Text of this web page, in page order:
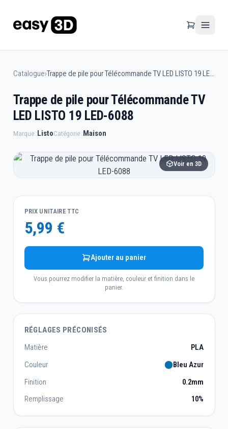
Catalogue› Trappe de pile pour Télécommande TV LED LISTO 19 LED-6088
Trappe de pile pour Télécommande TV
LED LISTO 19 LED-6088
Marque :ListoCatégorie :Maison
Voir en 3D
PRIX UNITAIRE TTC
5,99 €
Ajouter au panier
Vous pourrez modifier la matière, couleur et finition dans le
panier.
RÉGLAGES PRÉCONISÉS
Matière
PLA
Couleur
Bleu Azur
Finition
0.2mm
Remplissage
10%